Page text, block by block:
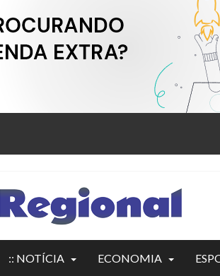
:: NOTÍCIA ECONOMIA